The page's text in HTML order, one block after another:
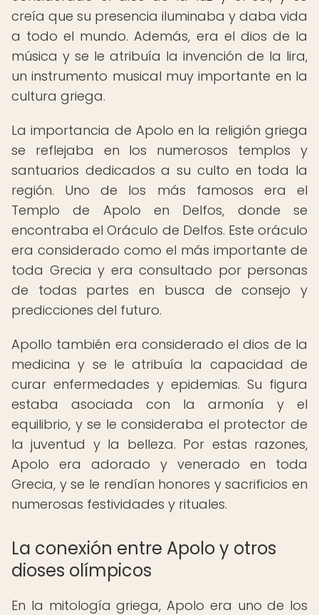
creía que su presencia iluminaba y daba vida
a todo el mundo. Además, era el dios de la
música y se le atribuía la invención de la lira,
un instrumento musical muy importante en la
cultura griega.
La importancia de Apolo en la religión griega
se reflejaba en los numerosos templos y
santuarios dedicados a su culto en toda la
región. Uno de los más famosos era el
Templo de Apolo en Delfos, donde se
encontraba el Oráculo de Delfos. Este oráculo
era considerado como el más importante de
toda Grecia y era consultado por personas
de todas partes en busca de consejo y
predicciones del futuro.
Apollo también era considerado el dios de la
medicina y se le atribuía la capacidad de
curar enfermedades y epidemias. Su figura
estaba asociada con la armonía y el
equilibrio, y se le consideraba el protector de
la juventud y la belleza. Por estas razones,
Apolo era adorado y venerado en toda
Grecia, y se le rendían honores y sacrificios en
numerosas festividades y rituales.
La conexión entre Apolo y otros
dioses olímpicos
En la mitología griega, Apolo era uno de los